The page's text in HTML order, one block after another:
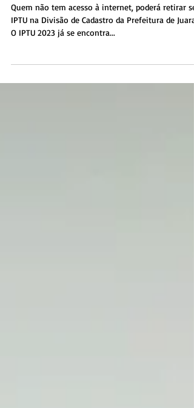
site da Prefeitura
Quem não tem acesso à internet, poderá retirar